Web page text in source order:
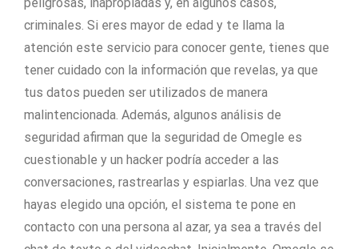
criminales. Si eres mayor de edad y te llama la
atención este servicio para conocer gente, tienes que
tener cuidado con la información que revelas, ya que
tus datos pueden ser utilizados de manera
malintencionada. Además, algunos análisis de
seguridad afirman que la seguridad de Omegle es
cuestionable y un hacker podría acceder a las
conversaciones, rastrearlas y espiarlas. Una vez que
hayas elegido una opción, el sistema te pone en
contacto con una persona al azar, ya sea a través del